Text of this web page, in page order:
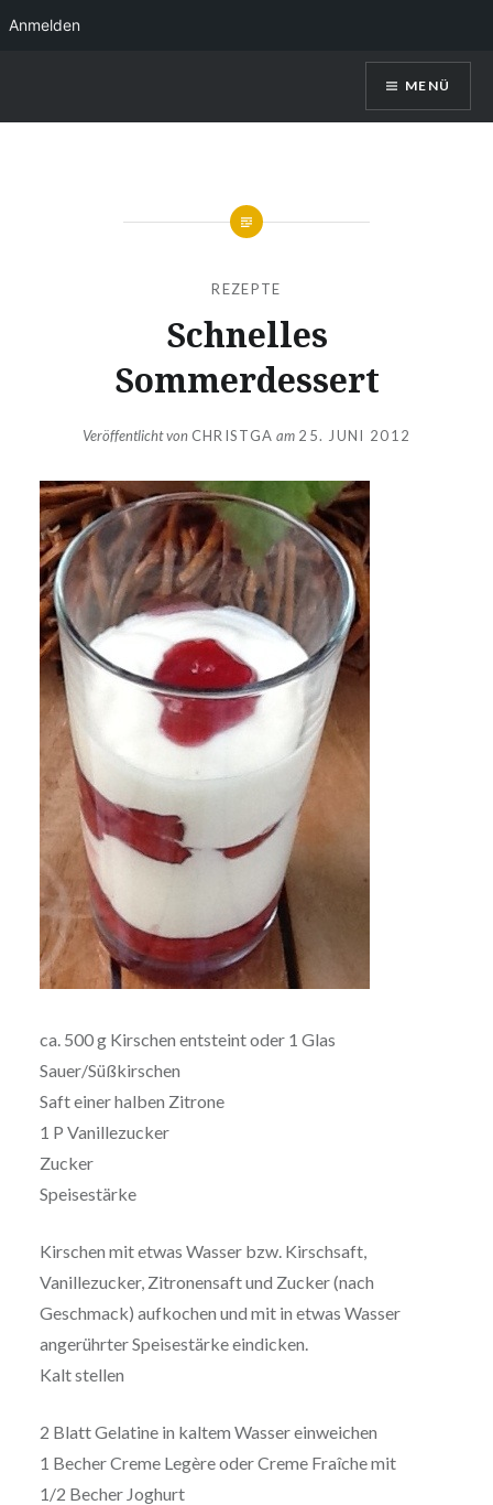
InhaltKerstin Christl
MENÜ
REZEPTE
Schnelles
Sommerdessert
Veröffentlicht von CHRISTGA am 25. JUNI 2012
ca. 500 g Kirschen entsteint oder 1 Glas
Sauer/Süßkirschen
Saft einer halben Zitrone
1 P Vanillezucker
Zucker
Speisestärke
Kirschen mit etwas Wasser bzw. Kirschsaft,
Vanillezucker, Zitronensaft und Zucker (nach
Geschmack) aufkochen und mit in etwas Wasser
angerührter Speisestärke eindicken.
Kalt stellen
2 Blatt Gelatine in kaltem Wasser einweichen
1 Becher Creme Legère oder Creme Fraîche mit
1/2 Becher Joghurt
Anmelden